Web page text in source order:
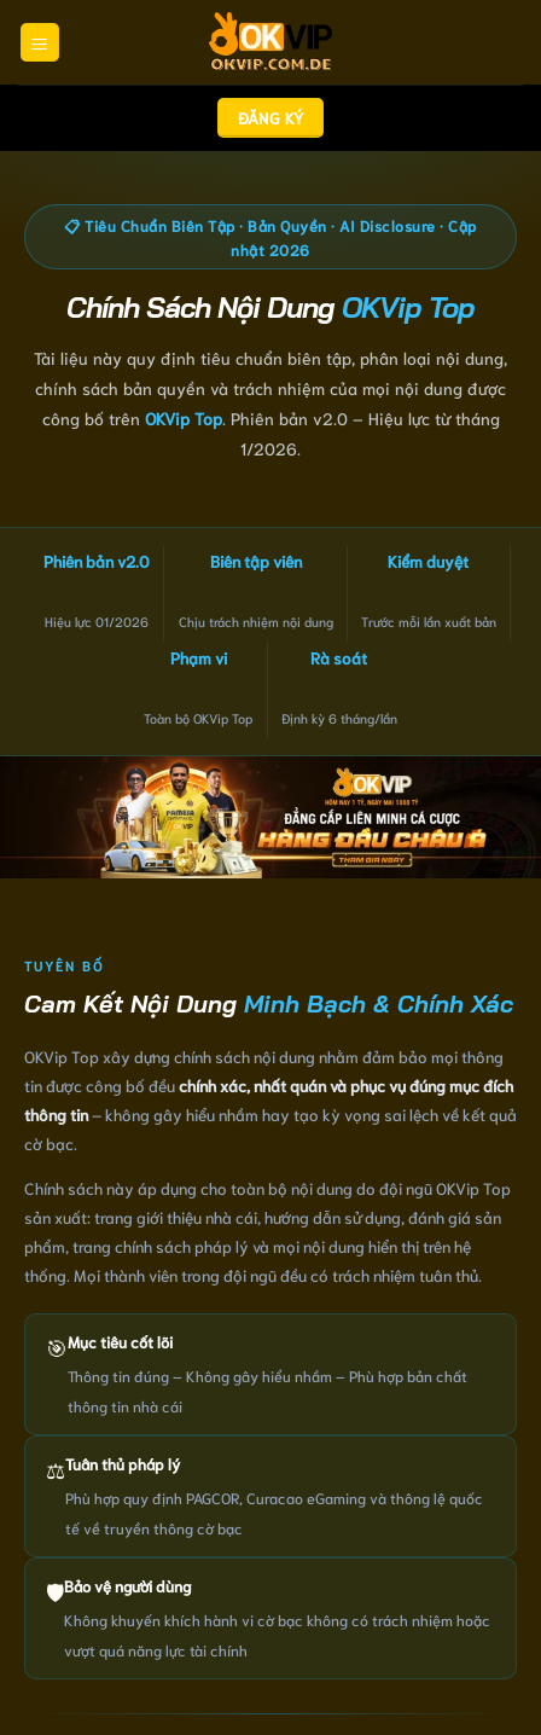
đến
ĐĂNG KÝ
📋 Tiêu Chuẩn Biên Tập · Bản Quyền · AI Disclosure · Cập
nhật 2026
Chính Sách Nội Dung OKVip Top
Tài liệu này quy định tiêu chuẩn biên tập, phân loại nội dung,
chính sách bản quyền và trách nhiệm của mọi nội dung được
công bố trên OKVip Top. Phiên bản v2.0 – Hiệu lực từ tháng
1/2026.
Phiên bản v2.0
Hiệu lực 01/2026
Biên tập viên
Chịu trách nhiệm nội dung
Kiểm duyệt
Trước mỗi lần xuất bản
Phạm vi
Toàn bộ OKVip Top
Rà soát
Định kỳ 6 tháng/lần
TUYÊN BỐ
Cam Kết Nội Dung Minh Bạch & Chính Xác
OKVip Top xây dựng chính sách nội dung nhằm đảm bảo mọi thông
tin được công bố đềuchính xác, nhất quán và phục vụ đúng mục đích
thông tin– không gây hiểu nhầm hay tạo kỳ vọng sai lệch về kết quả
cờ bạc.
Chính sách này áp dụng cho toàn bộ nội dung do đội ngũ OKVip Top
sản xuất: trang giới thiệu nhà cái, hướng dẫn sử dụng, đánh giá sản
phẩm, trang chính sách pháp lý và mọi nội dung hiển thị trên hệ
thống. Mọi thành viên trong đội ngũ đều có trách nhiệm tuân thủ.
🎯Mục tiêu cốt lõi
Thông tin đúng – Không gây hiểu nhầm – Phù hợp bản chất
thông tin nhà cái
⚖️Tuân thủ pháp lý
Phù hợp quy định PAGCOR, Curacao eGaming và thông lệ quốc
tế về truyền thông cờ bạc
🛡️Bảo vệ người dùng
Không khuyến khích hành vi cờ bạc không có trách nhiệm hoặc
vượt quá năng lực tài chính